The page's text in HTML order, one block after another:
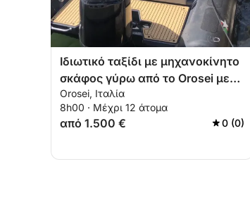
Ιδιωτικό ταξίδι με μηχανοκίνητο
σκάφος γύρω από το Orosei με
καπετάνιο
Orosei, Ιταλία
8h00 · Μέχρι 12 άτομα
από 1.500 € 0 (0)